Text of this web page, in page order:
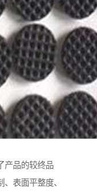
产品的较终品
表面平整度、